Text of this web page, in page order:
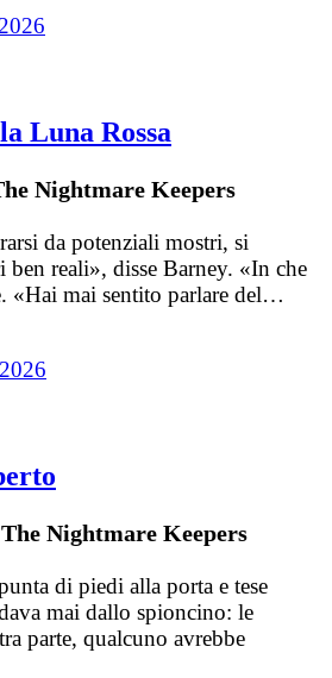
Luna Rossa
Nightmare Keepers
da potenziali mostri, si
ben reali», disse Barney. «In che
«Hai mai sentito parlare del…
Nightmare Keepers
di piedi alla porta e tese
mai dallo spioncino: le
parte, qualcuno avrebbe